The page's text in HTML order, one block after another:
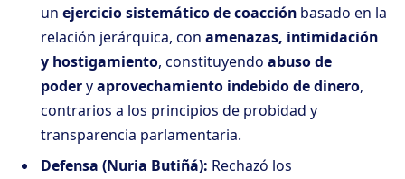
un ejercicio sistemático de coacción basado en la
relación jerárquica, con amenazas, intimidación
y hostigamiento, constituyendo abuso de
poderyaprovechamiento indebido de dinero,
contrarios a los principios de probidad y
transparencia parlamentaria.
Defensa (Nuria Butiñá): Rechazó los